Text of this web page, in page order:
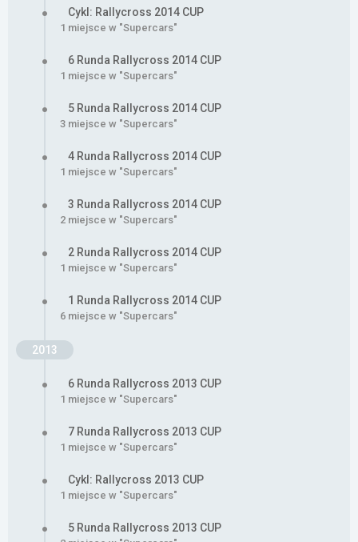
Cykl: Rallycross 2014 CUP
1 miejsce w "Supercars"
6 Runda Rallycross 2014 CUP
1 miejsce w "Supercars"
5 Runda Rallycross 2014 CUP
3 miejsce w "Supercars"
4 Runda Rallycross 2014 CUP
1 miejsce w "Supercars"
3 Runda Rallycross 2014 CUP
2 miejsce w "Supercars"
2 Runda Rallycross 2014 CUP
1 miejsce w "Supercars"
1 Runda Rallycross 2014 CUP
6 miejsce w "Supercars"
2013
6 Runda Rallycross 2013 CUP
1 miejsce w "Supercars"
7 Runda Rallycross 2013 CUP
1 miejsce w "Supercars"
Cykl: Rallycross 2013 CUP
1 miejsce w "Supercars"
5 Runda Rallycross 2013 CUP